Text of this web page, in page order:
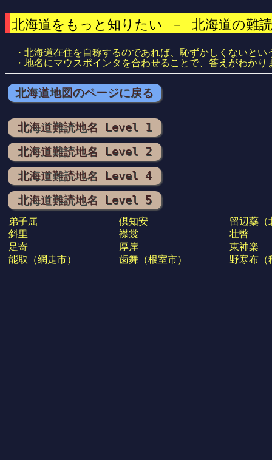
北海道をもっと知りたい － 北海道の難
・北海道在住を自称するのであれば、恥ずかしくないとい
・地名にマウスポインタを合わせることで、答えがわかり
北海道地図のページに戻る
北海道難読地名 Level 1
北海道難読地名 Level 2
北海道難読地名 Level 4
北海道難読地名 Level 5
弟子屈 倶知安
留辺蘂（
斜里
襟裳
壮瞥
足寄
厚岸
東神楽
能取（網走市）
歯舞（根室市） 野寒布（